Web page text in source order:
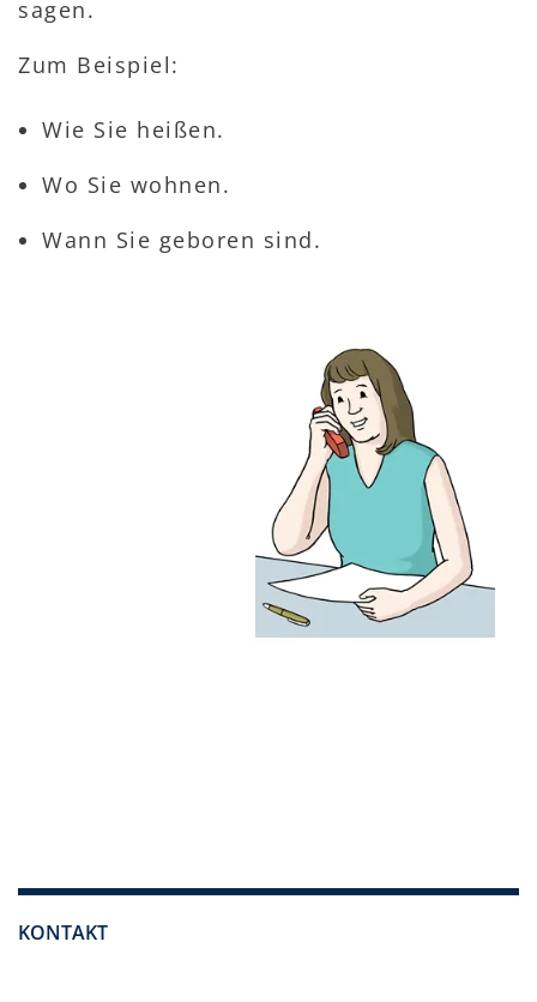
sagen.
Zum Beispiel:
Wie Sie heißen.
Wo Sie wohnen.
Wann Sie geboren sind.
KONTAKT